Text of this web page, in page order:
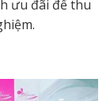
ưu đãi để thu